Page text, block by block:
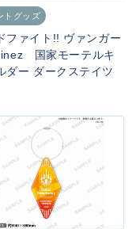
トグッズ
ファイト!! ヴァンガー
国家モーテルキ
ダー ダークステイツ